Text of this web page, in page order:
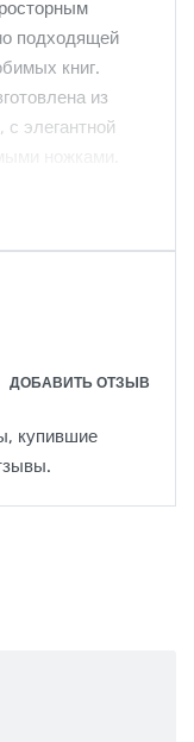
подходящей
книг.
из
элегантной
ДОБАВИТЬ ОТЗЫВ
купившие